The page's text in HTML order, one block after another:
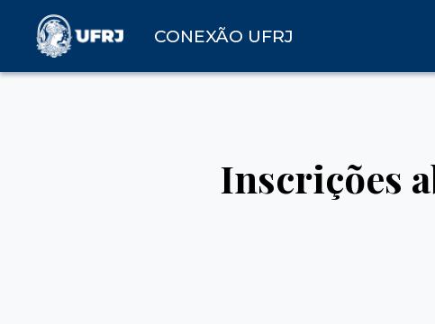
CONEXÃO UFRJ
Inscrições